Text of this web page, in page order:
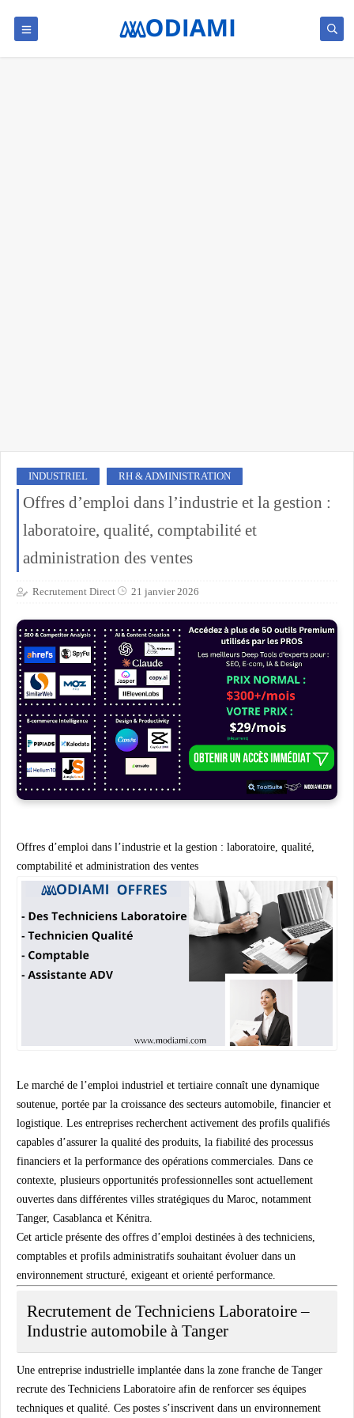
INDUSTRIEL RH & ADMINISTRATION
Offres d’emploi dans l’industrie et la gestion :
laboratoire, qualité, comptabilité et
administration des ventes
Recrutement Direct 21 janvier 2026
Offres d’emploi dans l’industrie et la gestion : laboratoire, qualité,
comptabilité et administration des ventes
Le marché de l’emploi industriel et tertiaire connaît une dynamique
soutenue, portée par la croissance des secteurs automobile, financier et
logistique. Les entreprises recherchent activement des profils qualifiés
capables d’assurer la qualité des produits, la fiabilité des processus
financiers et la performance des opérations commerciales. Dans ce
contexte, plusieurs opportunités professionnelles sont actuellement
ouvertes dans différentes villes stratégiques du Maroc, notamment
Tanger, Casablanca et Kénitra.
Cet article présente des offres d’emploi destinées à des techniciens,
comptables et profils administratifs souhaitant évoluer dans un
environnement structuré, exigeant et orienté performance.
Recrutement de Techniciens Laboratoire –
Industrie automobile à Tanger
Une entreprise industrielle implantée dans la zone franche de Tanger
recrute des Techniciens Laboratoire afin de renforcer ses équipes
techniques et qualité. Ces postes s’inscrivent dans un environnement